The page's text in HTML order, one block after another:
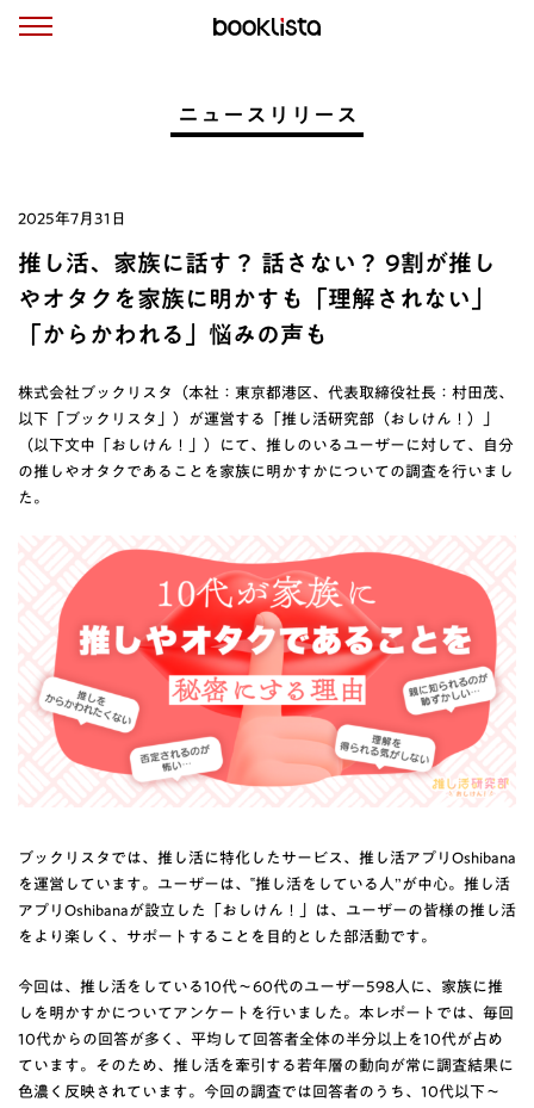
ニュースリリース
2025年7月31日
推し活、家族に話す？ 話さない？ 9割が推し
やオタクを家族に明かすも「理解されない」
「からかわれる」悩みの声も
株式会社ブックリスタ（本社：東京都港区、代表取締役社長：村田茂、
以下「ブックリスタ」）が運営する「推し活研究部（おしけん！）」
（以下文中「おしけん！」）にて、推しのいるユーザーに対して、自分
の推しやオタクであることを家族に明かすかについての調査を行いまし
た。
ブックリスタでは、推し活に特化したサービス、推し活アプリOshibana
を運営しています。ユーザーは、‟推し活をしている人”が中心。推し活
アプリOshibanaが設立した「おしけん！」は、ユーザーの皆様の推し活
をより楽しく、サポートすることを目的とした部活動です。
今回は、推し活をしている10代～60代のユーザー598人に、家族に推
しを明かすかについてアンケートを行いました。本レポートでは、毎回
10代からの回答が多く、平均して回答者全体の半分以上を10代が占め
ています。そのため、推し活を牽引する若年層の動向が常に調査結果に
色濃く反映されています。今回の調査では回答者のうち、10代以下～